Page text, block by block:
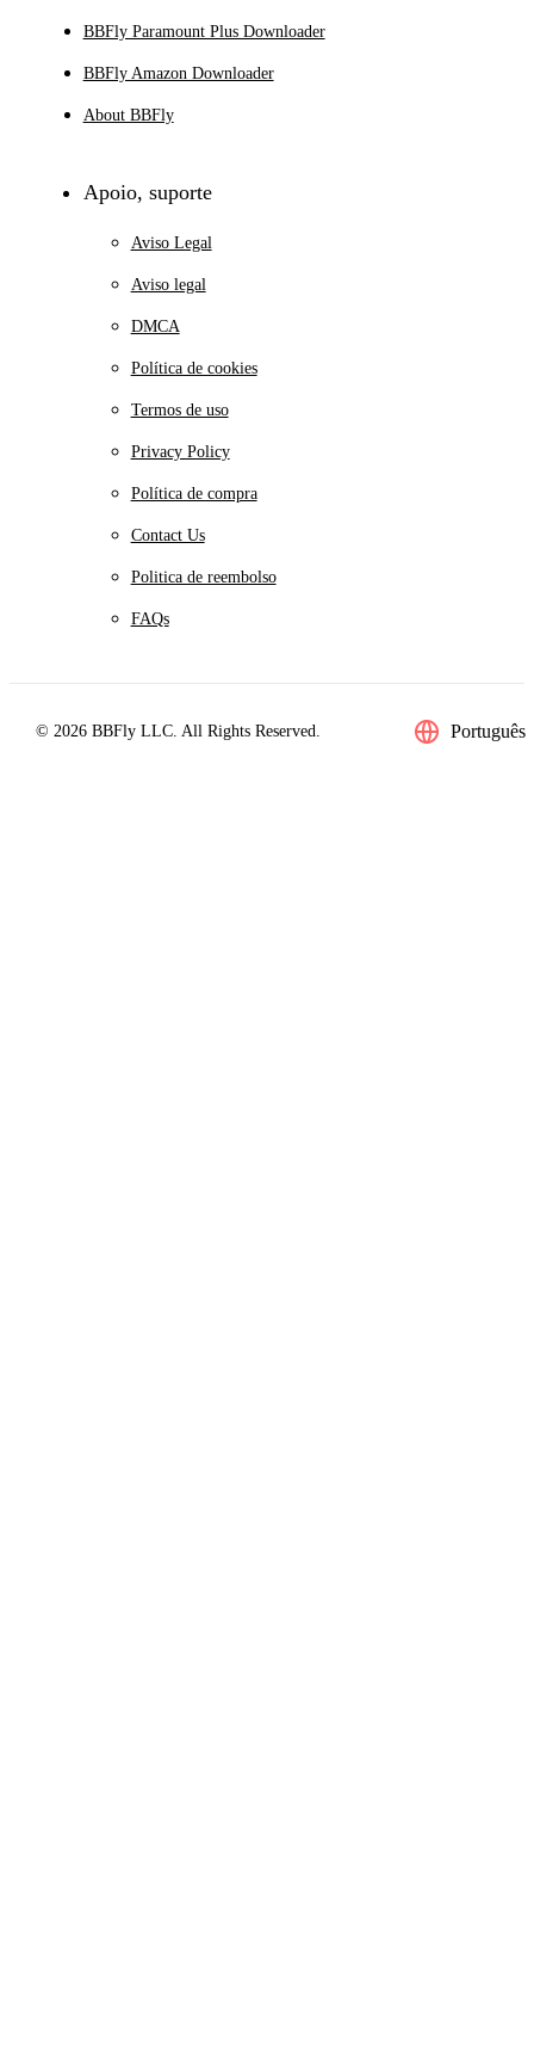
BBFly Paramount Plus Downloader
BBFly Amazon Downloader
About BBFly
Apoio, suporte
Aviso Legal
Aviso legal
DMCA
Política de cookies
Termos de uso
Privacy Policy
Política de compra
Contact Us
Politica de reembolso
FAQs
© 2026 BBFly LLC. All Rights Reserved. Português